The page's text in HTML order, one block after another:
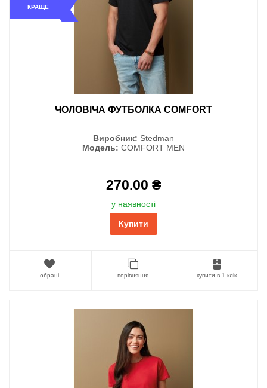
КРАЩЕ
ЧОЛОВІЧА ФУТБОЛКА COMFORT
Виробник: Stedman
Модель: COMFORT MEN
270.00 ₴
у наявності
Купити
обрані порівняння купити в 1 клік